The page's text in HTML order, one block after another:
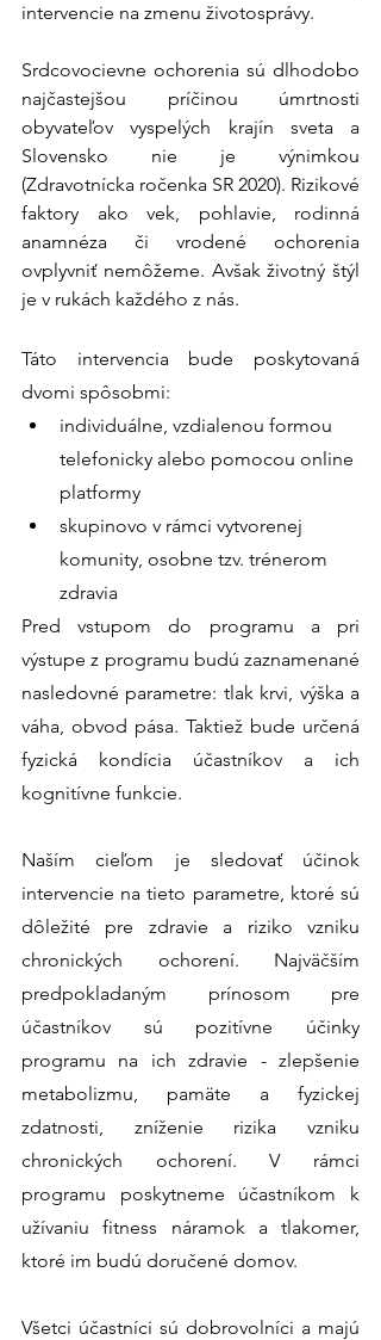
intervencie na zmenu životosprávy.
Srdcovocievne ochorenia sú dlhodobo
najčastejšou príčinou úmrtnosti
obyvateľov vyspelých krajín sveta a
Slovensko nie je výnimkou
(Zdravotnícka ročenka SR 2020). Rizikové
faktory ako vek, pohlavie, rodinná
anamnéza či vrodené ochorenia
ovplyvniť nemôžeme. Avšak životný štýl
je v rukách každého z nás.
Táto intervencia bude poskytovaná
dvomi spôsobmi:
individuálne, vzdialenou formou
telefonicky alebo pomocou online
platformy
skupinovo v rámci vytvorenej
komunity, osobne tzv. trénerom
zdravia
Pred vstupom do programu a pri
výstupe z programu budú zaznamenané
nasledovné parametre: tlak krvi, výška a
váha, obvod pása. Taktiež bude určená
fyzická kondícia účastníkov a ich
kognitívne funkcie.
Naším cieľom je sledovať účinok
intervencie na tieto parametre, ktoré sú
dôležité pre zdravie a riziko vzniku
chronických ochorení. Najväčším
predpokladaným prínosom pre
účastníkov sú pozitívne účinky
programu na ich zdravie - zlepšenie
metabolizmu, pamäte a fyzickej
zdatnosti, zníženie rizika vzniku
chronických ochorení. V rámci
programu poskytneme účastníkom k
užívaniu fitness náramok a tlakomer,
ktoré im budú doručené domov.
Všetci účastníci sú dobrovolníci a majú